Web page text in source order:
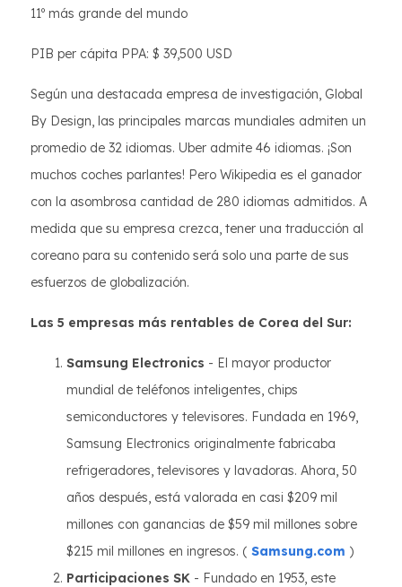
11º más grande del mundo
PIB per cápita PPA: $ 39,500 USD
Según una destacada empresa de investigación, Global
By Design, las principales marcas mundiales admiten un
promedio de 32 idiomas. Uber admite 46 idiomas. ¡Son
muchos coches parlantes! Pero Wikipedia es el ganador
con la asombrosa cantidad de 280 idiomas admitidos. A
medida que su empresa crezca, tener una traducción al
coreano para su contenido será solo una parte de sus
esfuerzos de globalización.
Las 5 empresas más rentables de Corea del Sur:
Samsung Electronics - El mayor productor
mundial de teléfonos inteligentes, chips
semiconductores y televisores. Fundada en 1969,
Samsung Electronics originalmente fabricaba
refrigeradores, televisores y lavadoras. Ahora, 50
años después, está valorada en casi $209 mil
millones con ganancias de $59 mil millones sobre
$215 mil millones en ingresos. ( Samsung.com )
Participaciones SK - Fundado en 1953, este